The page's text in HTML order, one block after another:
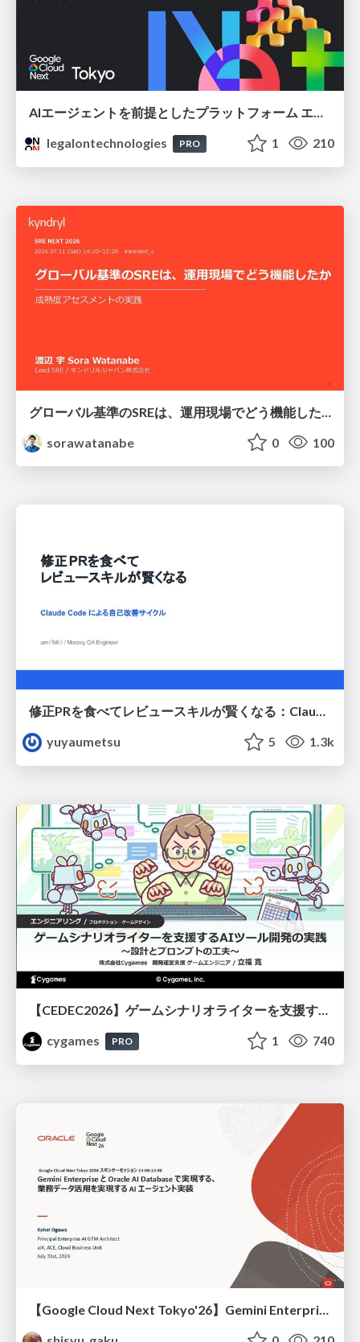
AIエージェントを前提としたプラットフォーム エンジニアリング：GKEで作るAgent-Ready Golden Path
legalontechnologies
PRO 1 210
sorawatanabe
0 100
修正PRを食べてレビュースキルが賢くなる：Claude Codeによる自己改善サイクル
yuyaumetsu
5 1.3k
【CEDEC2026】ゲームシナリオライターを支援するAIツール開発の実践 ― 設計とプロンプトの工夫 ―
cygames
PRO 1 740